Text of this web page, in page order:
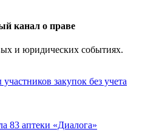
канал о праве
и юридических событиях.
закупок без учета
83 аптеки «Диалога»